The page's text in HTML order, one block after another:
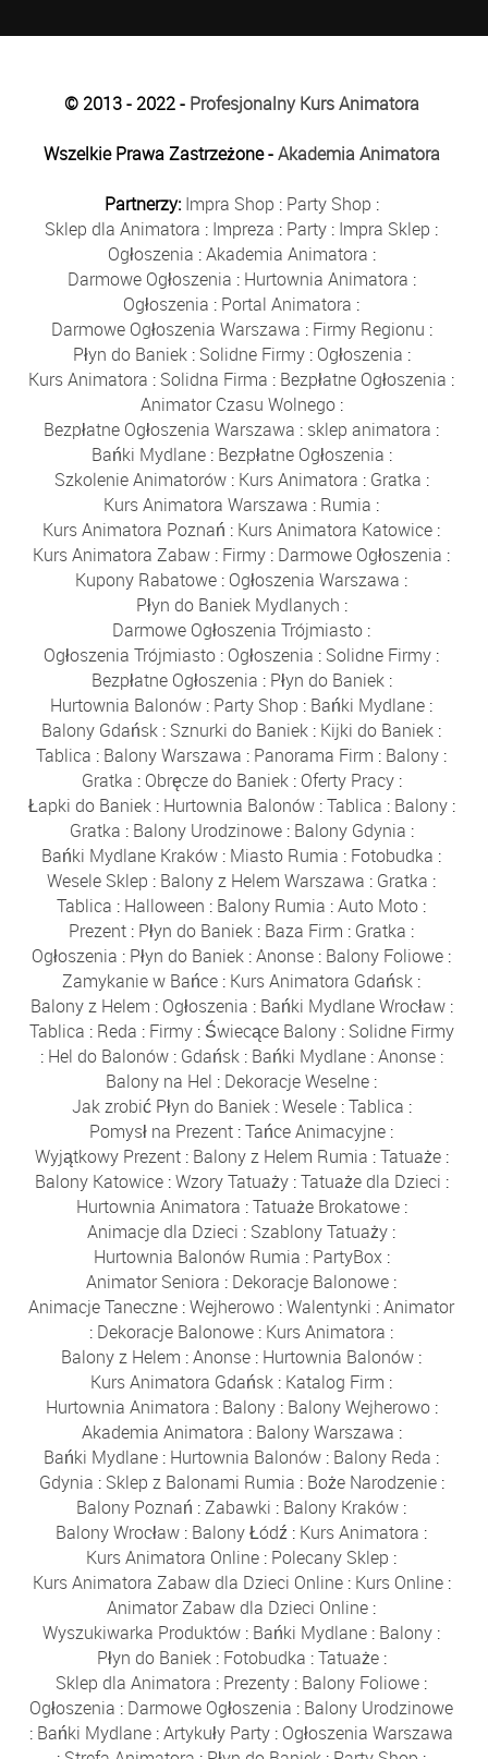
© 2013 - 2022 - Profesjonalny Kurs Animatora
Wszelkie Prawa Zastrzeżone -Akademia Animatora
Partnerzy: Impra Shop : Party Shop :
Sklep dla Animatora : Impreza : Party : Impra Sklep :
Ogłoszenia :Akademia Animatora :
Darmowe Ogłoszenia : Hurtownia Animatora :
Ogłoszenia : Portal Animatora :
Darmowe Ogłoszenia Warszawa : Firmy Regionu :
Płyn do Baniek: Solidne Firmy: Ogłoszenia :
Kurs Animatora : Solidna Firma : Bezpłatne Ogłoszenia :
Animator Czasu Wolnego:
Bezpłatne Ogłoszenia Warszawa : sklep animatora :
Bańki Mydlane: Bezpłatne Ogłoszenia :
Szkolenie Animatorów: Kurs Animatora : Gratka :
Kurs Animatora Warszawa : Rumia :
Kurs Animatora Poznań : Kurs Animatora Katowice :
Kurs Animatora Zabaw : Firmy : Darmowe Ogłoszenia :
Kupony Rabatowe : Ogłoszenia Warszawa :
Płyn do Baniek Mydlanych :
Darmowe Ogłoszenia Trójmiasto :
Ogłoszenia Trójmiasto : Ogłoszenia : Solidne Firmy :
Bezpłatne Ogłoszenia : Płyn do Baniek:
Hurtownia Balonów : Party Shop : Bańki Mydlane :
Balony Gdańsk : Sznurki do Baniek : Kijki do Baniek :
Tablica : Balony Warszawa : Panorama Firm : Balony :
Gratka : Obręcze do Baniek: Oferty Pracy:
Łapki do Baniek: Hurtownia Balonów:Tablica : Balony:
Gratka : Balony Urodzinowe: Balony Gdynia :
Bańki Mydlane Kraków : Miasto Rumia : Fotobudka :
Wesele Sklep : Balony z Helem Warszawa : Gratka :
Tablica : Halloween : Balony Rumia :Auto Moto :
Prezent : Płyn do Baniek : Baza Firm : Gratka :
Ogłoszenia : Płyn do Baniek :Anonse : Balony Foliowe :
Zamykanie w Bańce : Kurs Animatora Gdańsk :
Balony z Helem : Ogłoszenia : Bańki Mydlane Wrocław:
Tablica : Reda : Firmy: Świecące Balony: Solidne Firmy
: Hel do Balonów: Gdańsk: Bańki Mydlane:Anonse:
Balony na Hel : Dekoracje Weselne :
Jak zrobić Płyn do Baniek:Wesele:Tablica :
Pomysł na Prezent :Tańce Animacyjne :
Wyjątkowy Prezent: Balony z Helem Rumia :Tatuaże:
Balony Katowice:Wzory Tatuaży:Tatuaże dla Dzieci :
Hurtownia Animatora :Tatuaże Brokatowe:
Animacje dla Dzieci : Szablony Tatuaży :
Hurtownia Balonów Rumia : PartyBox:
Animator Seniora : Dekoracje Balonowe :
Animacje Taneczne :Wejherowo :Walentynki :Animator
: Dekoracje Balonowe : Kurs Animatora :
Balony z Helem :Anonse : Hurtownia Balonów :
Kurs Animatora Gdańsk : Katalog Firm :
Hurtownia Animatora : Balony: Balony Wejherowo:
Akademia Animatora : Balony Warszawa :
Bańki Mydlane : Hurtownia Balonów : Balony Reda :
Gdynia : Sklep z Balonami Rumia : Boże Narodzenie:
Balony Poznań :Zabawki : Balony Kraków :
Balony Wrocław : Balony Łódź : Kurs Animatora :
Kurs Animatora Online : Polecany Sklep :
Kurs Animatora Zabaw dla Dzieci Online: Kurs Online:
Animator Zabaw dla Dzieci Online :
Wyszukiwarka Produktów : Bańki Mydlane : Balony :
Płyn do Baniek: Fotobudka :Tatuaże:
Sklep dla Animatora : Prezenty : Balony Foliowe :
Ogłoszenia : Darmowe Ogłoszenia : Balony Urodzinowe
: Bańki Mydlane :Artykuły Party : Ogłoszenia Warszawa